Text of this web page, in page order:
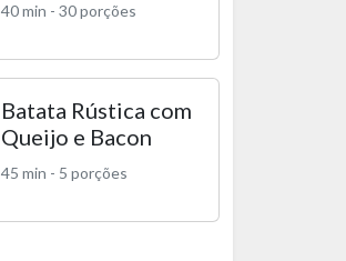
40 min - 30 porções
Batata Rústica com
Queijo e Bacon
45 min - 5 porções